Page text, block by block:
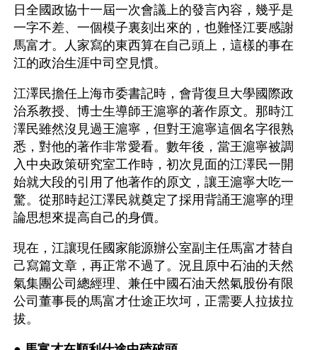
日全國政協十一屆一次會議上的發言內容，幾乎是
一字不差、一個模子裏刻出來的，也難怪江要感謝
馬富才。人家寫的東西算在自己頭上，這樣的事在
江的政治生涯中司空見慣。
江澤民擔任上海市委書記時，會背復旦大學國際政
治系教授、博士生導師王滬寧的著作原文。那時江
澤民雖然沒見過王滬寧，但對王滬寧這個名字很熟
悉，對他的著作非常愛看。數年後，當王滬寧被調
入中央政策研究室工作時，初次見面的江澤民一開
始就大段的引用了他著作的原文，讓王滬寧大吃一
驚。從那時起江澤民就奠定了採用背誦王滬寧的理
論思想來提高自己的身價。
現在，江讓現任國家能源辦公室副主任馬富才替自
己寫篇文章，再正常不過了。況且原中石油的天然
氣集團公司總經理、兼任中國石油天然氣股份有限
公司董事長的馬富才仕途正坎坷，正需要人拉拔拉
拔。